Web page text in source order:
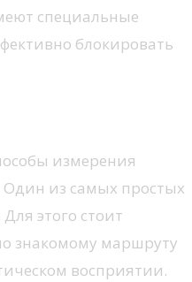
специальные
блокировать
измерения
из самых простых
этого стоит
знакомому маршруту
восприятии.